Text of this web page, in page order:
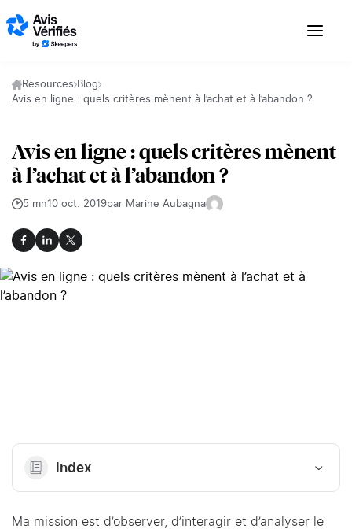
Resources Blog
Avis en ligne : quels critères mènent à l’achat et à l’abandon ?
Avis en ligne : quels critères mènent
à l’achat et à l’abandon ?
5 mn10 oct. 2019par Marine Aubagna
Facebook
LinkedIn
X
Index
Ma mission est d’observer, d’interagir et d’analyser le